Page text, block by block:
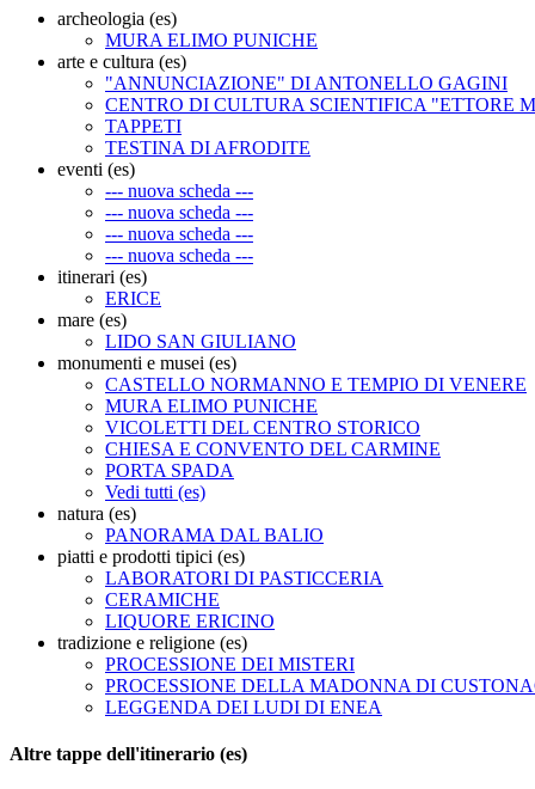
archeologia (es)
MURA ELIMO PUNICHE
arte e cultura (es)
"ANNUNCIAZIONE" DI ANTONELLO GAGINI
CENTRO DI CULTURA SCIENTIFICA "ETTORE
TAPPETI
TESTINA DI AFRODITE
eventi (es)
--- nuova scheda ---
--- nuova scheda ---
--- nuova scheda ---
--- nuova scheda ---
itinerari (es)
ERICE
mare (es)
LIDO SAN GIULIANO
monumenti e musei (es)
CASTELLO NORMANNO E TEMPIO DI VENERE
MURA ELIMO PUNICHE
VICOLETTI DEL CENTRO STORICO
CHIESA E CONVENTO DEL CARMINE
PORTA SPADA
Vedi tutti (es)
natura (es)
PANORAMA DAL BALIO
piatti e prodotti tipici (es)
LABORATORI DI PASTICCERIA
CERAMICHE
LIQUORE ERICINO
tradizione e religione (es)
PROCESSIONE DEI MISTERI
PROCESSIONE DELLA MADONNA DI
LEGGENDA DEI LUDI DI ENEA
Altre tappe dell'itinerario (es)